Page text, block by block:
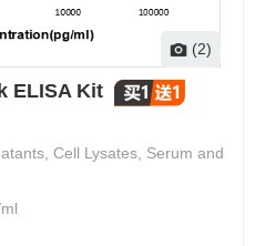
(2)
ELISA Kit
Cell Lysates, Serum and